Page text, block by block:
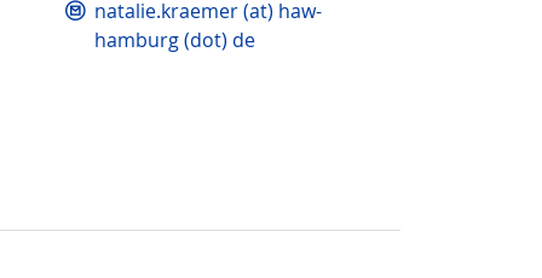
natalie.kraemer (at) haw-
hamburg (dot) de